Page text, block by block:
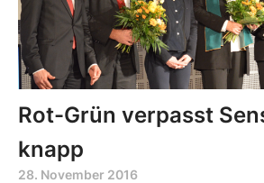
Rot-Grün verpasst
knapp
28. November 2016